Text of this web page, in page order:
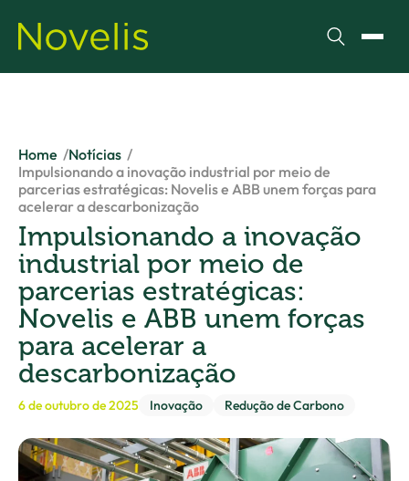
Pesquisar
Home
Notícias
Impulsionando a inovação industrial por meio de
parcerias estratégicas: Novelis e ABB unem forças para
acelerar a descarbonização
Impulsionando a inovação
industrial por meio de
parcerias estratégicas:
Novelis e ABB unem forças
para acelerar a
descarbonização
6 de outubro de 2025 Inovação Redução de Carbono